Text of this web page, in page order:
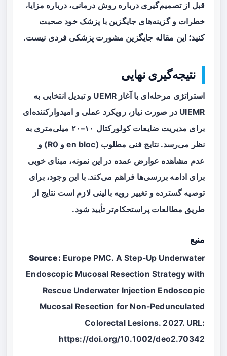
قبل از تصمیم‌گیری درباره روش درمانی، درباره مزایا،
خطرات و گزینه‌های جایگزین با پزشک خود صحبت
کنید؛ این مقاله جایگزین مشورت پزشکی فردی نیست.
نتیجه‌گیری نهایی
استراتژی مرحله‌ای با آغاز UEMR و تبدیل انتخابی به
UIEMR در صورت نیاز، رویکرد عملی و امیدوارکننده‌ای
برای مدیریت ضایعات کولورکتال ۱۰–۲۰ میلی‌متری به
نظر می‌رسد. نتایج فنی مطلوب (en bloc و R0) و
عدم مشاهده عوارض عمده در این نمونه، مبنای خوبی
برای ادامه بررسی‌ها فراهم می‌کند. با این وجود، برای
توصیه گسترده و تغییر رویه بالینی لازم است نتایج از
طریق مطالعات پراستحکام‌تر تأیید شود.
منبع
Source: Europe PMC. A Step-Up Underwater
Endoscopic Mucosal Resection Strategy with
Rescue Underwater Injection Endoscopic
Mucosal Resection for Non-Pedunculated
Colorectal Lesions. 2027. URL:
https://doi.org/10.1002/deo2.70342